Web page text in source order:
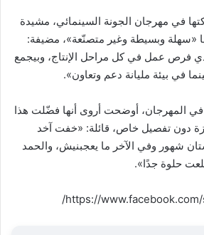
في مهرجان الجونة السينمائي، مشيدة
«سهلة وبسيطة وغير متصنّعة»، مضيفة:
فرص عمل في كل مراحل الإنتاج، وبيجمع
في بيئة مليانة دعم وتعاون».
في المهرجان، أوضحت أروى أنها فضّلت هذا
دون تفصيل خاص، قائلة: «خفت آخد
شهور وفي الآخر ما يعجبنيش، والحمد
حلوة جدًا».
https://www.facebook.com/